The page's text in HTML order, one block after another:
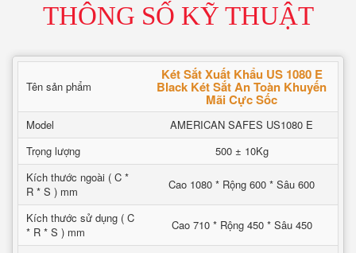
THÔNG SỐ KỸ THUẬT
Tên sản phẩm
Két Sắt Xuất Khẩu US 1080 E
Black Két Sắt An Toàn Khuyến
Mãi Cực Sốc
Model
AMERICAN SAFES US1080 E
Trọng lượng
500 ± 10Kg
Kích thước ngoài ( C *
R * S ) mm
Cao 1080 * Rộng 600 * Sâu 600
Kích thước sử dụng ( C
* R * S ) mm
Cao 710 * Rộng 450 * Sâu 450